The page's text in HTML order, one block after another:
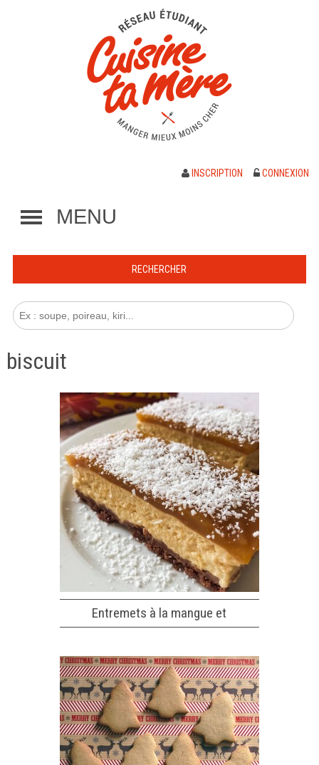
INSCRIPTION CONNEXION
MENU
biscuit
Entremets à la mangue et